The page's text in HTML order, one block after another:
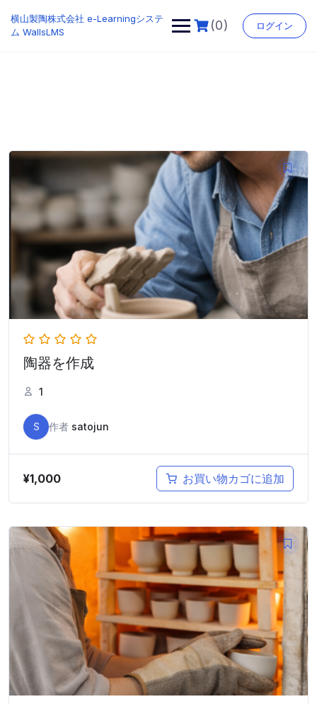
content
横山製陶株式会社 e-Learningシステ
ム WallsLMS
(0) ログイン
陶器を作成
1
S 作者 satojun
¥1,000 お買い物カゴに追加